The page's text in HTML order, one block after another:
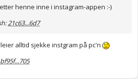
henne inne i instagram-appen :-)
21c63...6d7
alltid sjekke instgram på pc'n
bf95f...705